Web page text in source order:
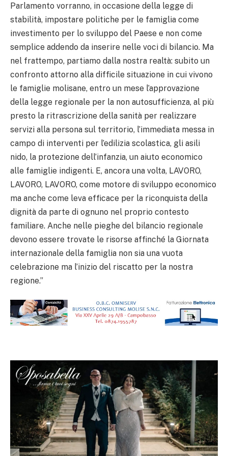
Parlamento vorranno, in occasione della legge di
stabilità, impostare politiche per le famiglia come
investimento per lo sviluppo del Paese e non come
semplice addendo da inserire nelle voci di bilancio. Ma
nel frattempo, partiamo dalla nostra realtà: subito un
confronto attorno alla difficile situazione in cui vivono
le famiglie molisane, entro un mese l’approvazione
della legge regionale per la non autosufficienza, al più
presto la ritrascrizione della sanità per realizzare
servizi alla persona sul territorio, l’immediata messa in
campo di interventi per l’edilizia scolastica, gli asili
nido, la protezione dell’infanzia, un aiuto economico
alle famiglie indigenti. E, ancora una volta, LAVORO,
LAVORO, LAVORO, come motore di sviluppo economico
ma anche come leva efficace per la riconquista della
dignità da parte di ognuno nel proprio contesto
familiare. Anche nelle pieghe del bilancio regionale
devono essere trovate le risorse affinché la Giornata
internazionale della famiglia non sia una vuota
celebrazione ma l’inizio del riscatto per la nostra
regione.”